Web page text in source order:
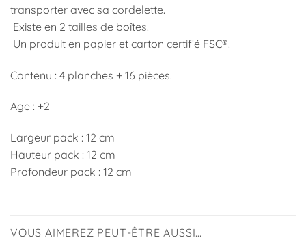
transporter avec sa cordelette.
Existe en 2 tailles de boîtes.
Un produit en papier et carton certifié FSC®.
Contenu : 4 planches + 16 pièces.
Age : +2
Largeur pack : 12 cm
Hauteur pack : 12 cm
Profondeur pack : 12 cm
VOUS AIMEREZ PEUT-ÊTRE AUSSI…